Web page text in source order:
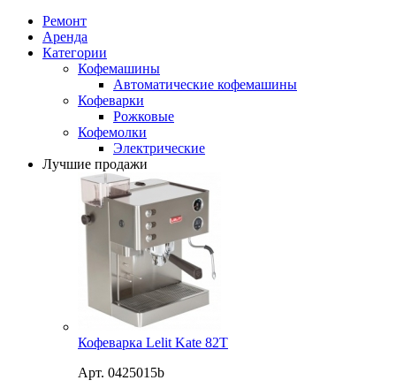
Ремонт
Аренда
Категории
Кофемашины
Автоматические кофемашины
Кофеварки
Рожковые
Кофемолки
Электрические
Лучшие продажи
Кофеварка Lelit Kate 82T
Арт. 0425015b